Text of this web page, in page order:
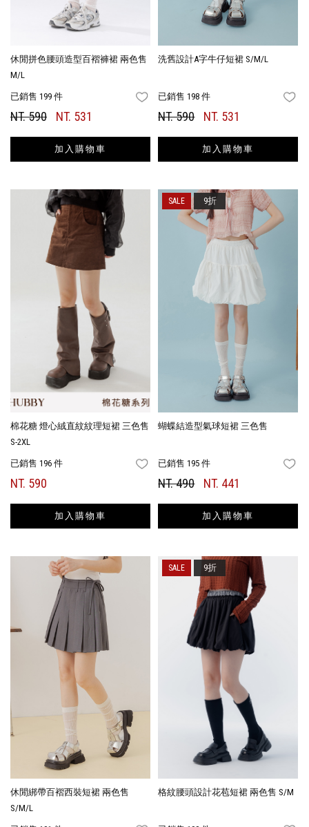
休閒拼色腰頭造型百褶褲裙 兩色售
M/L
已銷售 199 件 FAVORITES
NT. 590 NT. 531
加入購物車
洗舊設計A字牛仔短裙 S/M/L
已銷售 198 件
NT. 590 NT. 531
加入購物車
棉花糖 燈心絨直紋紋理短裙 三色售
S-2XL
已銷售 196 件 FAVORITES
NT. 590
加入購物車
蝴蝶結造型氣球短裙 三色售
已銷售 195 件
NT. 490 NT. 441
加入購物車
9折
休閒綁帶百褶西裝短裙 兩色售
S/M/L
格紋腰頭設計花苞短裙 兩色售 S/M
9折